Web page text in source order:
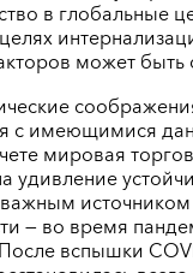
в глобальные
может быть
с имеющимися
мировая
удивление
источником
— во время
вспышки